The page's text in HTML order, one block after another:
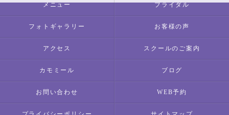
メニュー ブライダル
フォトギャラリー お客様の声
アクセス スクールのご案内
カモミール ブログ
お問い合わせ WEB予約